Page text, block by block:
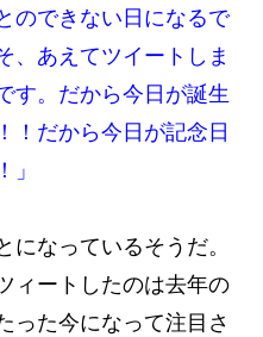
のできない日になるで
、あえてツイートしま
す。だから今日が誕生
！だから今日が記念日
なっているそうだ。
ィートしたのは去年の
った今になって注目さ